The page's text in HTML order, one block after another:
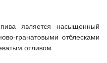
является насыщенный
гранатовыми отблесками
отливом.